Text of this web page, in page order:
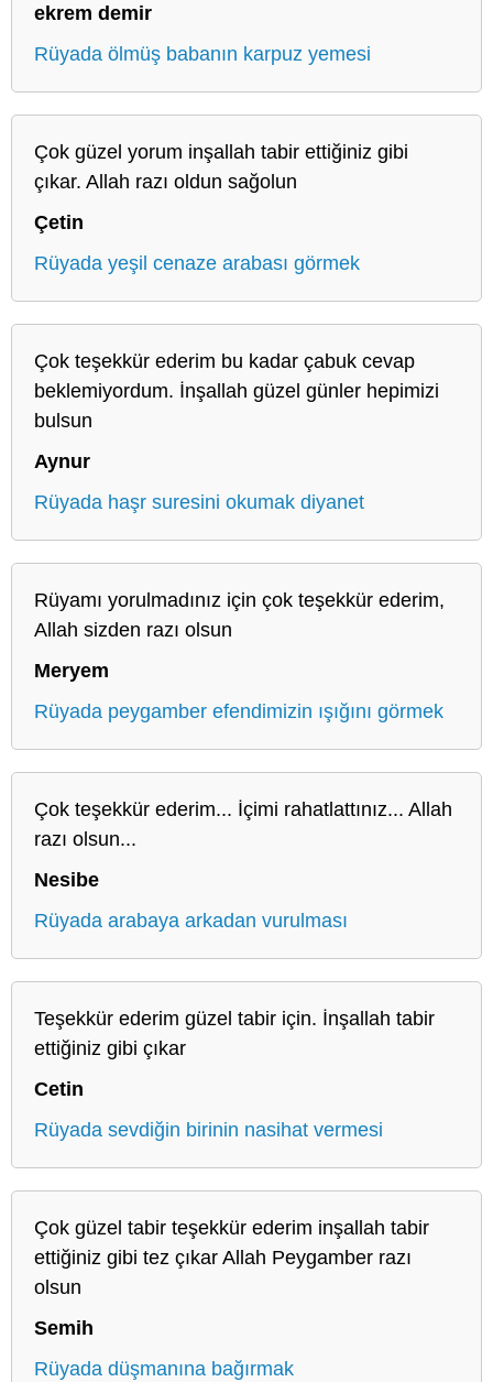
ekrem demir
Rüyada ölmüş babanın karpuz yemesi
Çok güzel yorum inşallah tabir ettiğiniz gibi
çıkar. Allah razı oldun sağolun
Çetin
Rüyada yeşil cenaze arabası görmek
Çok teşekkür ederim bu kadar çabuk cevap
beklemiyordum. İnşallah güzel günler hepimizi
bulsun
Aynur
Rüyada haşr suresini okumak diyanet
Rüyamı yorulmadınız için çok teşekkür ederim,
Allah sizden razı olsun
Meryem
Rüyada peygamber efendimizin ışığını görmek
Çok teşekkür ederim... İçimi rahatlattınız... Allah
razı olsun...
Nesibe
Rüyada arabaya arkadan vurulması
Teşekkür ederim güzel tabir için. İnşallah tabir
ettiğiniz gibi çıkar
Cetin
Rüyada sevdiğin birinin nasihat vermesi
Çok güzel tabir teşekkür ederim inşallah tabir
ettiğiniz gibi tez çıkar Allah Peygamber razı
olsun
Semih
Rüyada düşmanına bağırmak